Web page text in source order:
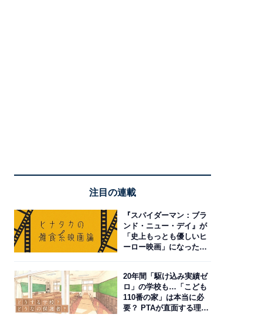
注目の連載
『スパイダーマン：ブラ
ンド・ニュー・デイ』が
「史上もっとも優しいヒ
ーロー映画」になった理
20年間「駆け込み実績ゼ
ロ」の学校も…「こども
110番の家」は本当に必
要？ PTAが直面する理想